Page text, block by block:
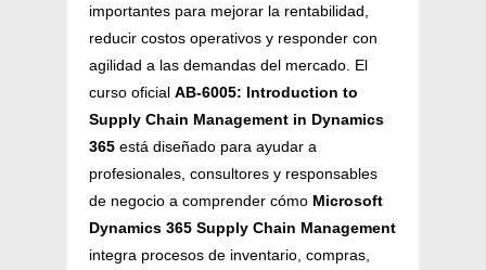
importantes para mejorar la rentabilidad,
reducir costos operativos y responder con
agilidad a las demandas del mercado. El
curso oficialAB-6005: Introduction to
Supply Chain Management in Dynamics
365 está diseñado para ayudar a
profesionales, consultores y responsables
de negocio a comprender cómo Microsoft
Dynamics 365 Supply Chain Management
integra procesos de inventario, compras,